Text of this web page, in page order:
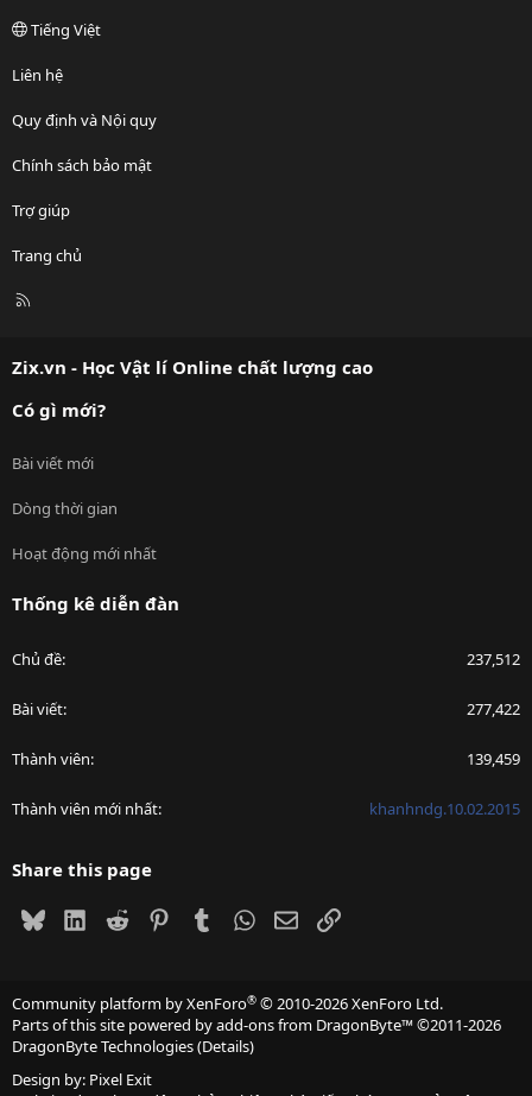
Tiếng Việt
Liên hệ
Quy định và Nội quy
Chính sách bảo mật
Trợ giúp
Trang chủ
R
Zix.vn - Học Vật lí Online chất lượng cao
Có gì mới?
Bài viết mới
Dòng thời gian
Hoạt động mới nhất
Thống kê diễn đàn
Chủ đề 237,512
Bài viết 277,422
Thành viên 139,459
Thành viên mới nhất khanhndg.10.02.2015
Share this page
BlueskyLinkedIn
Reddit PinterestTumblrWhatsApp
EmailLink
Community platform by XenForo® © 2010-2026 XenForo Ltd.
Parts of this site powered byadd-ons from DragonByte™©2011-2026
DragonByte Technologies(Details)
Design by: Pixel Exit